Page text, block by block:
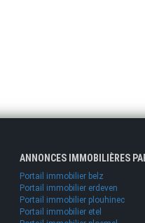
ANNONCES IMMOBILIÈRES
Portail immobilier belz
Portail immobilier erdeven
Portail immobilier plouhinec
Portail immobilier etel